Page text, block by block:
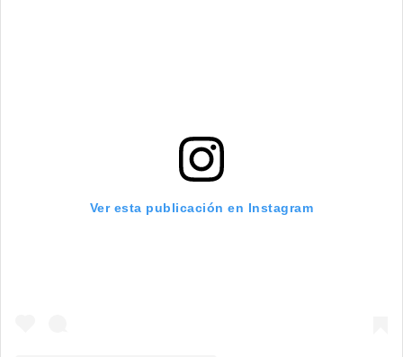
Ver esta publicación en Instagram